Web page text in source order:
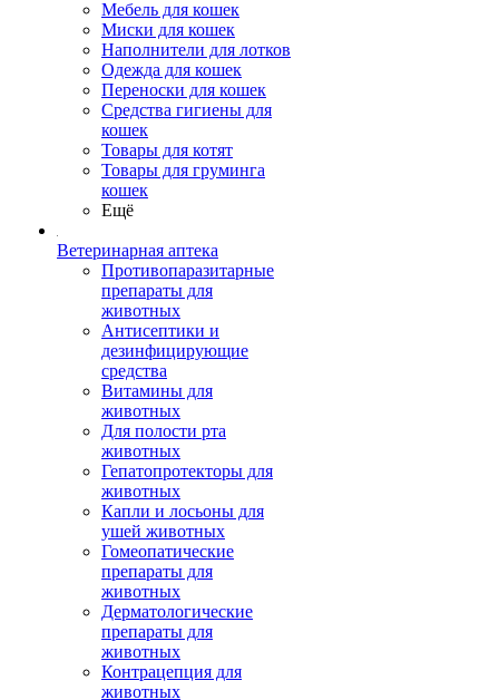
Мебель для кошек
Миски для кошек
Наполнители для лотков
Одежда для кошек
Переноски для кошек
Средства гигиены для
кошек
Товары для котят
Товары для груминга
кошек
Ещё
Ветеринарная аптека
Противопаразитарные
препараты для
животных
Антисептики и
дезинфицирующие
средства
Витамины для
животных
Для полости рта
животных
Гепатопротекторы для
животных
Капли и лосьоны для
ушей животных
Гомеопатические
препараты для
животных
Дерматологические
препараты для
животных
Контрацепция для
животных